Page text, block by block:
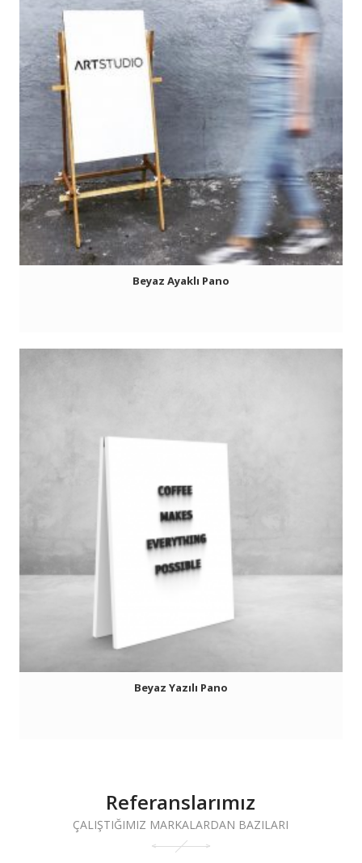
Beyaz Ayaklı Pano
Beyaz Yazılı Pano
Referanslarımız
ÇALIŞTIĞIMIZ MARKALARDAN BAZILARI